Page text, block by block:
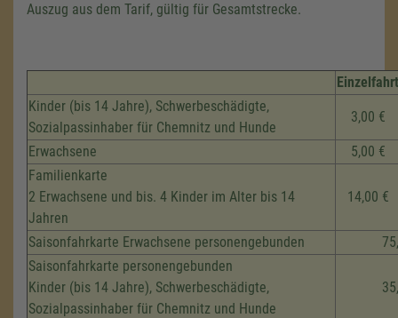
Auszug aus dem Tarif, gültig für Gesamtstrecke.
Einzelfahrt
Kinder (bis 14 Jahre), Schwerbeschädigte,
Sozialpassinhaber für Chemnitz und Hunde
3,00 €
Erwachsene
5,00 €
Familienkarte
2 Erwachsene und bis. 4 Kinder im Alter bis 14
Jahren
14,00 €
Saisonfahrkarte Erwachsene personengebunden
Saisonfahrkarte personengebunden
Kinder (bis 14 Jahre), Schwerbeschädigte,
Sozialpassinhaber für Chemnitz und Hunde